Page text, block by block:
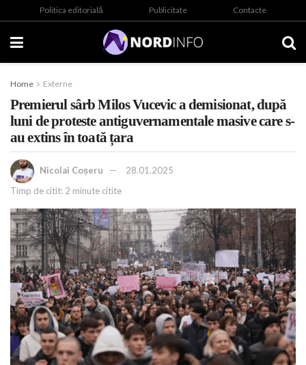
Politica editorială Publicitate Contacte
Home Externe
Premierul sârb Milos Vucevic a demisionat, după
luni de proteste antiguvernamentale masive care s-
au extins în toată țara
Nicolai Coșeru
28.01.2025
Timp de citit: 2 minute citite